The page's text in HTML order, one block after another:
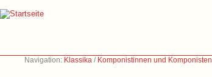
Navigation: Klassika / Komponistinnen und Komponisten